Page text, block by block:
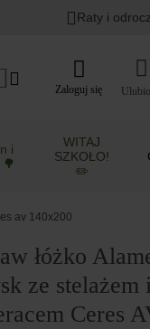
Raty i
Zaloguj się
i
WITAJ
SZKOŁO!
✏️
av 140x200
łóżko
ze stelażem i
Ceres